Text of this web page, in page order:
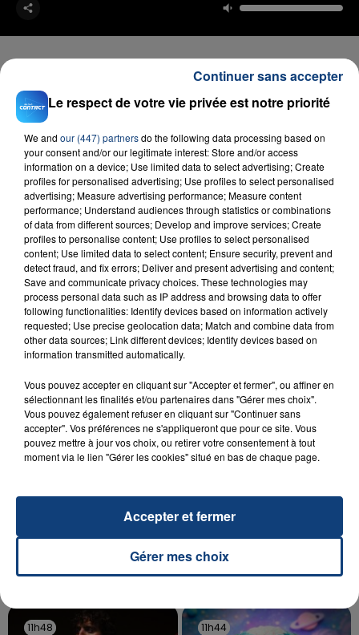
FIL D'ACTU
23 juillet 2026
INCENDIE MORTEL À LENS : UNE FEMME ET
SON BÉBÉ ENTRE LA VIE ET LA...
Un homme s'est immolé par le feu après avoir
aspergé sa compagne et leur bébé de trois mois
d'un liquide inflammable.
OPÉRER DE LA CHEVILLE RESSORT DE LA...
La famille a porté plainte contre la clinique qui a
reconnu sa responsabilité et présenté ses
TITRES DIFFUSÉS
11h48
11h48 11h44
11h44
Le respect de votre vie privée est notre priorité
We and our (447) partnersdo the following data processing based on
your consent and/or our legitimate interest: Store and/or access
information on a device; Use limited data to select advertising; Create
profiles for personalised advertising; Use profiles to select personalised
advertising; Measure advertising performance; Measure content
performance; Understand audiences through statistics or combinations
of data from different sources; Develop and improve services; Create
profiles to personalise content; Use profiles to select personalised
content; Use limited data to select content; Ensure security, prevent and
detect fraud, and fix errors; Deliver and present advertising and content;
Save and communicate privacy choices. These technologies may
process personal data such as IP address and browsing data to offer
following functionalities: Identify devices based on information actively
requested; Use precise geolocation data; Match and combine data from
other data sources; Link different devices; Identify devices based on
information transmitted automatically.
Vous pouvez accepter en cliquant sur "Accepter et fermer", ou affiner en
sélectionnant les finalités et/ou partenaires dans "Gérer mes choix".
Vous pouvez également refuser en cliquant sur "Continuer sans
accepter". Vos préférences ne s'appliqueront que pour ce site. Vous
pouvez mettre à jour vos choix, ou retirer votre consentement à tout
moment via le lien "Gérer les cookies" situé en bas de chaque page.
Gérer mes choix
Accepter et fermer
Continuer sans accepter